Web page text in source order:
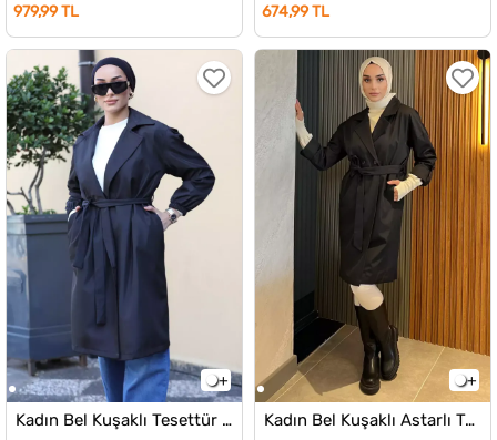
979,99 TL
674,99 TL
Kadın Bel Kuşaklı Tesettür Trençkot Kadın Bel Kuşaklı Astarlı Tesettür Uzun Trençkot